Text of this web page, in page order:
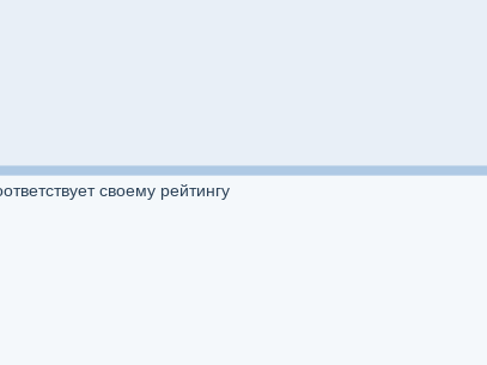
своему рейтингу